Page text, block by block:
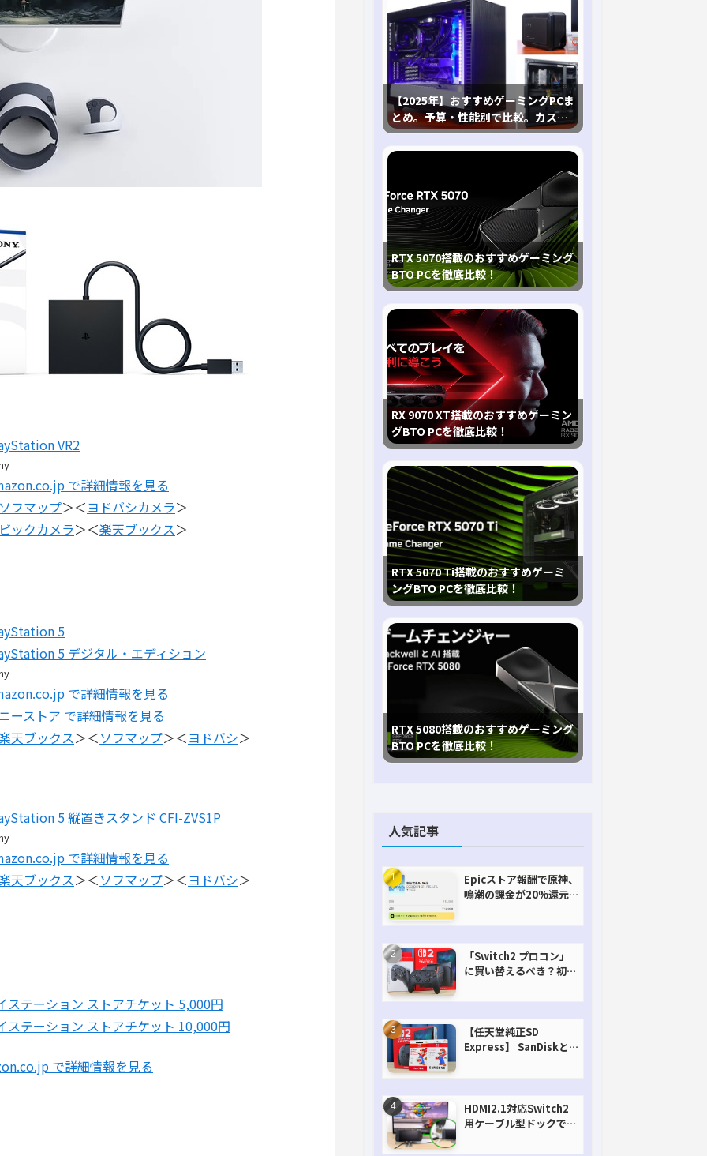
VR2
で詳細情報を見る
フマップ＞＜ヨドバシカメラ＞
ックカメラ＞＜楽天ブックス＞
5
5 デジタル・エディション
で詳細情報を見る
ーストア で詳細情報を見る
天ブックス＞＜ソフマップ＞＜ヨドバシ＞
5 縦置きスタンド CFI-ZVS1P
で詳細情報を見る
天ブックス＞＜ソフマップ＞＜ヨドバシ＞
ステーション ストアチケット 5,000円
ステーション ストアチケット 10,000円
で詳細情報を見る
【2025年】おすすめゲーミングPCま
とめ。予算・性能別で比較。カスタ
マイズ指南も
RTX 5070搭載のおすすめゲーミング
BTO PCを徹底比較！
RX 9070 XT搭載のおすすめゲーミン
グBTO PCを徹底比較！
RTX 5070 Ti搭載のおすすめゲーミ
ングBTO PCを徹底比較！
RTX 5080搭載のおすすめゲーミング
BTO PCを徹底比較！
人気記事
Epicストア報酬で原神、
鳴潮の課金が20%還元
「Switch2 プロコン」
に買い替えるべき？初代
【任天堂純正SD
Express】 SanDiskと
HDMI2.1対応Switch2
用ケーブル型ドックで省